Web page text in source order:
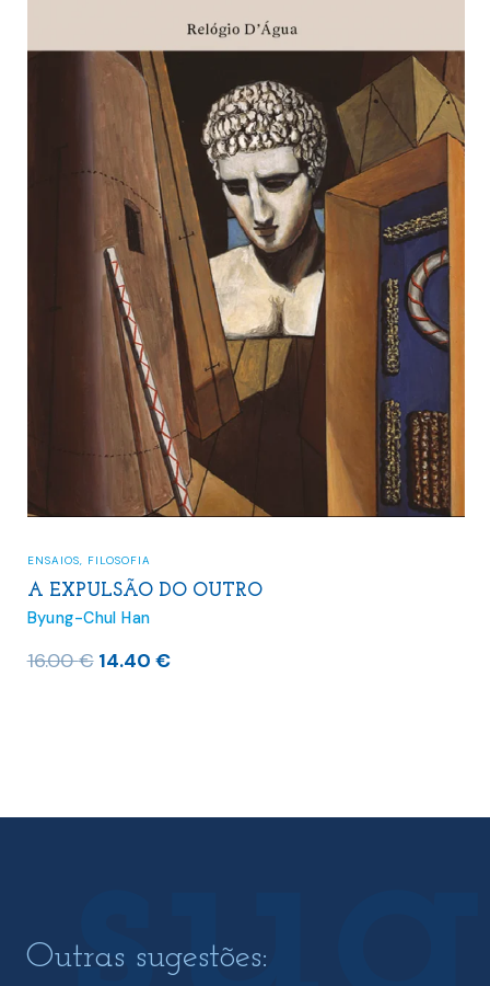
ENSAIOS, FILOSOFIA
A EXPULSÃO DO OUTRO
Byung-Chul Han
16.00€ O
14.40 €O
Outras sugestões: